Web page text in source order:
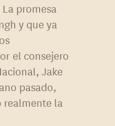
promesa
y que ya
el consejero
Jake
pasado,
realmente la